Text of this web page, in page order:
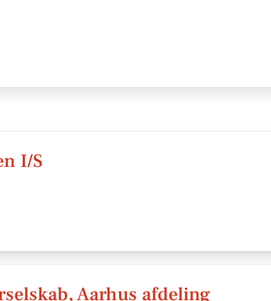
I/S
Aarhus afdeling